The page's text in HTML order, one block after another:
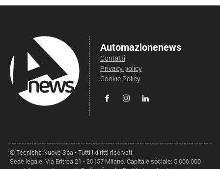
Automazionenews
Contatti
Privacy policy
Cookie Policy
© Tecniche Nuove Spa • Tutti i diritti riservati.
Sede legale: Via Eritrea 21 - 20157 Milano. Capitale sociale: 5.000.000